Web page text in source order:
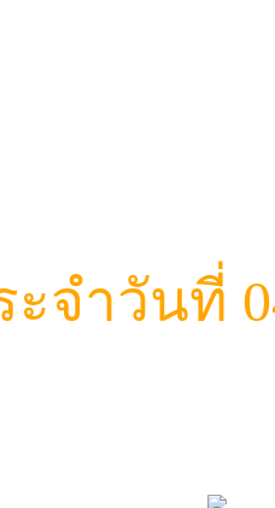
ะจำวันที่